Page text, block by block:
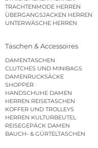
TRACHTENMODE HERREN
ÜBERGANGSJACKEN HERREN
UNTERWÄSCHE HERREN
Taschen & Accessoires
DAMENTASCHEN
CLUTCHES UND MINIBAGS
DAMENRUCKSÄCKE
SHOPPER
HANDSCHUHE DAMEN
HERREN REISETASCHEN
KOFFER UND TROLLEYS
HERREN KULTURBEUTEL
REISEGEPÄCK DAMEN
BAUCH- & GÜRTELTASCHEN